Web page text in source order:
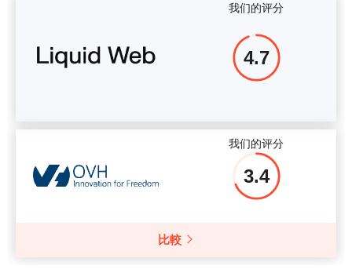
我们的评分
4.7
我们的评分
3.4
比較